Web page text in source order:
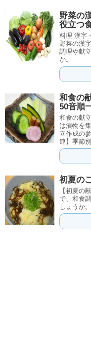
野菜の
役立つ
料理 漢字
野菜の漢
調理や献
か。
和食の
50音順
和食の献
は漬物を
立作成の
連】季節
初夏の
【初夏の
で、和食
しょうか。